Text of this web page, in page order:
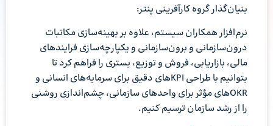
بنیان‌گذار گروه کارآفرینی پنتر:
نرم‌افزار همکاران سیستم، علاوه بر بهینه‌سازی مکاتبات
درون‌سازمانی و برون‌سازمانی و یکپارچه‌سازی فرایندهای
مالی، بازاریابی، فروش و توزیع، بستری را فراهم کرد تا
بتوانیم با طراحی KPIهای دقیق برای سرمایه‌های انسانی و
OKRهای مؤثر برای واحدهای سازمانی، چشم‌اندازی روشنی
را از رشد سازمان ترسیم کنیم.